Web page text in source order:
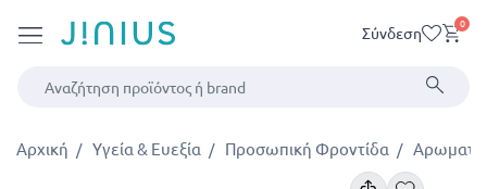
Σύνδεση 0
Αρχική Υγεία & Ευεξία Προσωπική Φροντίδα